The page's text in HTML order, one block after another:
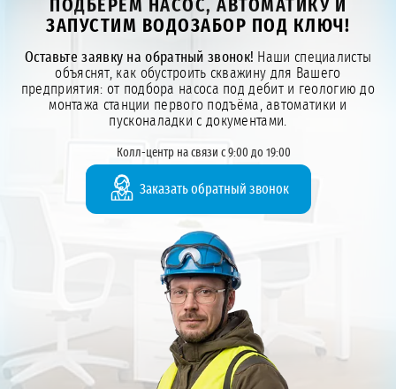
ПОДБЕРЁМ НАСОС, АВТОМАТИКУ И
ЗАПУСТИМ ВОДОЗАБОР ПОД КЛЮЧ!
Оставьте заявку на обратный звонок! Наши специалисты
объяснят, как обустроить скважину для Вашего
предприятия: от подбора насоса под дебит и геологию до
монтажа станции первого подъёма, автоматики и
пусконаладки с документами.
Колл-центр на связи с 9:00 до 19:00
Заказать обратный звонок